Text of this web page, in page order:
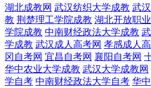
湖北成教网 武汉纺织大学成教 武
教 荆楚理工学院成教 湖北开放职
学院成教 中南财经政法大学成教
学成教 武汉成人高考网 孝感成人
冈自考网 宜昌自考网 襄阳自考网
华中农业大学成教 武汉大学成教网
学自考 中南财经政法大学自考 华